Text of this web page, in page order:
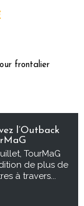
frontalier
l’Outback
TourMaG
de plus de
à travers...